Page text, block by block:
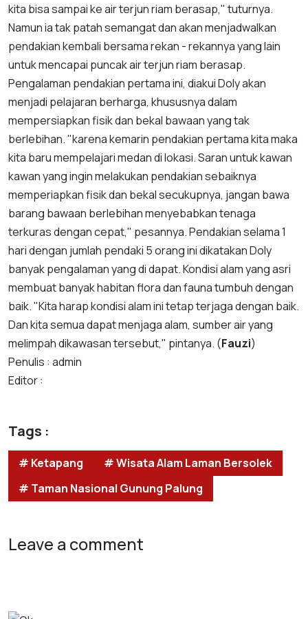
kita bisa sampai ke air terjun riam berasap," tuturnya.
Namun ia tak patah semangat dan akan menjadwalkan
pendakian kembali bersama rekan - rekannya yang lain
untuk mencapai puncak air terjun riam berasap.
Pengalaman pendakian pertama ini, diakui Doly akan
menjadi pelajaran berharga, khususnya dalam
mempersiapkan fisik dan bekal bawaan yang tak
berlebihan. "karena kemarin pendakian pertama kita maka
kita baru mempelajari medan di lokasi. Saran untuk kawan
kawan yang ingin melakukan pendakian sebaiknya
memperiapkan fisik dan bekal secukupnya, jangan bawa
barang bawaan berlebihan menyebabkan tenaga
terkuras dengan cepat," pesannya. Pendakian selama 1
hari dengan jumlah pendaki 5 orang ini dikatakan Doly
banyak pengalaman yang di dapat. Kondisi alam yang asri
membuat banyak habitan flora dan fauna tumbuh dengan
baik. "Kita harap kondisi alam ini tetap terjaga dengan baik.
Dan kita semua dapat menjaga alam, sumber air yang
melimpah dikawasan tersebut," pintanya. (Fauzi)
Penulis : admin
Editor :
Tags :
# Ketapang
# Wisata Alam Laman Bersolek
# Taman Nasional Gunung Palung
Leave a comment